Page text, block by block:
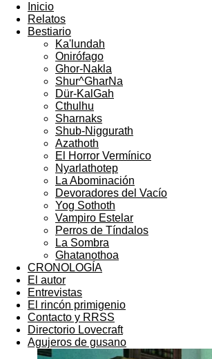
Inicio
Relatos
Bestiario
Ka'lundah
Onirófago
Ghor-Nakla
Shur^GharNa
Dür-KalGah
Cthulhu
Sharnaks
Shub-Niggurath
Azathoth
El Horror Vermínico
Nyarlathotep
La Abominación
Devoradores del Vacío
Yog Sothoth
Vampiro Estelar
Perros de Tíndalos
La Sombra
Ghatanothoa
CRONOLOGÍA
El autor
Entrevistas
El rincón primigenio
Contacto y RRSS
Directorio Lovecraft
Agujeros de gusano